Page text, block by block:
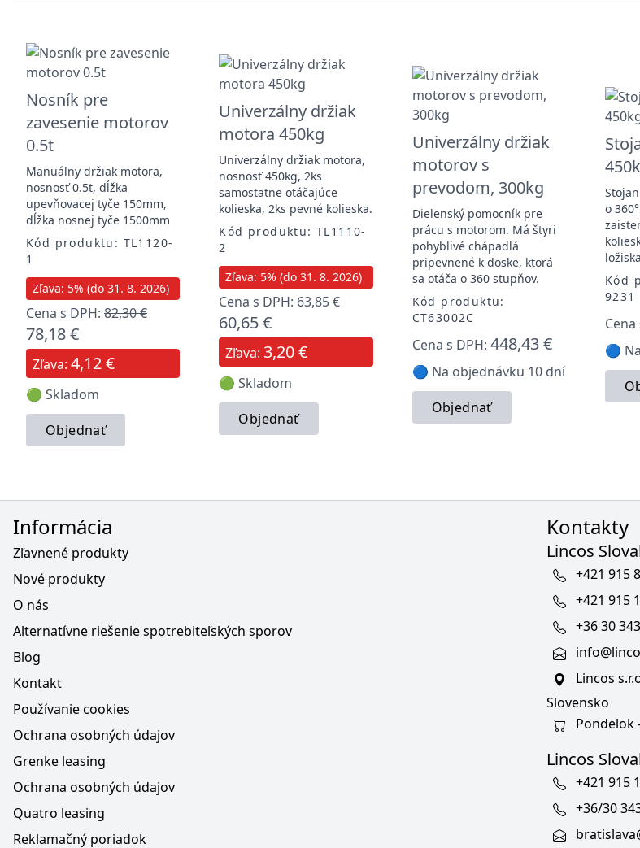
Nosník pre
zavesenie motorov
0.5t
Manuálny držiak motora,
nosnosť 0.5t, dĺžka
upevňovacej tyče 150mm,
dĺžka nosnej tyče 1500mm
Kód produktu: TL1120-
1
Zľava: 5% (do 31. 8. 2026)
Cena s DPH: 82,30 €
78,18 €
Zľava: 4,12 €
🟢 Skladom
Objednať
Univerzálny držiak
motora 450kg
Univerzálny držiak motora,
nosnosť 450kg, 2ks
samostatne otáčajúce
kolieska, 2ks pevné kolieska.
Kód produktu: TL1110-
2
Zľava: 5% (do 31. 8. 2026)
Cena s DPH:63,85 €
60,65 €
Zľava: 3,20 €
🟢 Skladom
Objednať
Univerzálny držiak
motorov s
prevodom, 300kg
Dielenský pomocník pre
prácu s motorom. Má štyri
pohyblivé chápadlá
pripevnené k doske, ktorá
sa otáča o 360 stupňov.
Kód produktu:
CT63002C
Cena s DPH: 448,43 €
🔵 Na objednávku 10 dní
Objednať
o
Kód
9231
Cena
🔵
Informácia
Zľavnené produkty
Nové produkty
O nás
Alternatívne riešenie spotrebiteľských sporov
Blog
Kontakt
Používanie cookies
Ochrana osobných údajov
Grenke leasing
Ochrana osobných údajov
Quatro leasing
Reklamačný poriadok
Kontakty
Lincos
+421 915
+421 915
+36 30
Lincos
Slovensko
Pondelok
Lincos
+421 915
+36/30